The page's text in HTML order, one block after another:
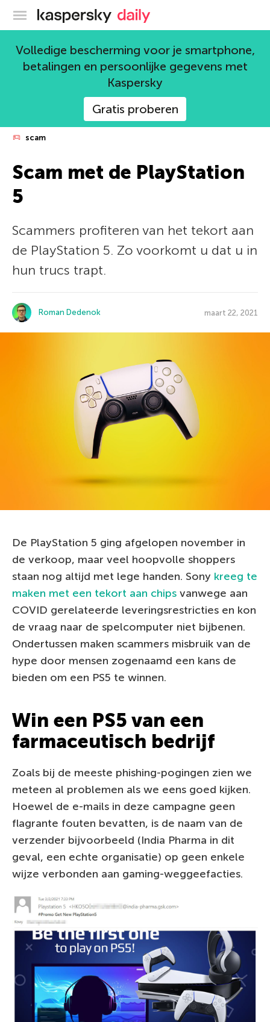
Kaspersky official blog
Volledige bescherming voor je smartphone,
betalingen en persoonlijke gegevens met
Kaspersky
Gratis proberen
scam
Scam met de PlayStation
5
Scammers profiteren van het tekort aan
de PlayStation 5. Zo voorkomt u dat u in
hun trucs trapt.
Roman Dedenok maart 22, 2021
De PlayStation 5 ging afgelopen november in
de verkoop, maar veel hoopvolle shoppers
staan nog altijd met lege handen. Sony kreeg te
maken met een tekort aan chips vanwege aan
COVID gerelateerde leveringsrestricties en kon
de vraag naar de spelcomputer niet bijbenen.
Ondertussen maken scammers misbruik van de
hype door mensen zogenaamd een kans de
bieden om een PS5 te winnen.
Win een PS5 van een
farmaceutisch bedrijf
Zoals bij de meeste phishing-pogingen zien we
meteen al problemen als we eens goed kijken.
Hoewel de e-mails in deze campagne geen
flagrante fouten bevatten, is de naam van de
verzender bijvoorbeeld (India Pharma in dit
geval, een echte organisatie) op geen enkele
wijze verbonden aan gaming-weggeefacties.